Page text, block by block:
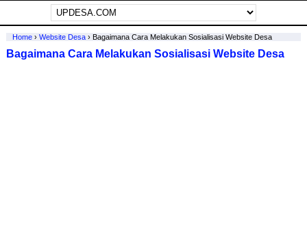
Home› Website Desa› Bagaimana Cara Melakukan Sosialisasi Website Desa
Bagaimana Cara Melakukan Sosialisasi Website Desa